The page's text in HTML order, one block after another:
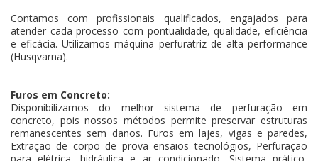
Contamos com profissionais qualificados, engajados para
atender cada processo com pontualidade, qualidade, eficiência
e eficácia. Utilizamos máquina perfuratriz de alta performance
(Husqvarna).
Furos em Concreto:
Disponibilizamos do melhor sistema de perfuração em
concreto, pois nossos métodos permite preservar estruturas
remanescentes sem danos. Furos em lajes, vigas e paredes,
Extração de corpo de prova ensaios tecnológios, Perfuração
para elétrica, hidráulica e ar condicionado, Sistema prático,